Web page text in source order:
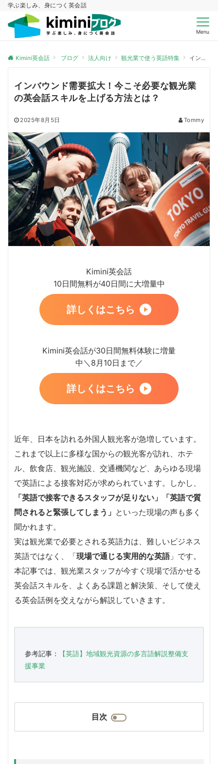
学ぶ楽しみ、身につく英会話
Menu
Kimini英会話 ブログ 法人向け 観光業で使う英語特集 インバウンド需要拡大！今こそ必要な観光業の英会話スキルを上げる方法とは？
インバウンド需要拡大！今こそ必要な観光業
の英会話スキルを上げる方法とは？
2025年8月5日 Tommy
Kimini英会話
10日間無料が40日間に大増量中
詳しくはこちら
Kimini英会話が30日間無料体験に増量
中＼8月10日まで／
詳しくはこちら
近年、日本を訪れる外国人観光客が急増しています。
これまで以上に多様な国からの観光客が訪れ、ホテ
ル、飲食店、観光施設、交通機関など、あらゆる現場
で英語による接客対応が求められています。しかし、
「英語で接客できるスタッフが足りない」「英語で質
問されると緊張してしまう」 といった現場の声も多く
聞かれます。
実は観光業で必要とされる英語力は、難しいビジネス
英語ではなく、「現場で通じる実用的な英語」です。
本記事では、観光業スタッフが今すぐ現場で活かせる
英会話スキルを、よくある課題と解決策、そして使え
る英会話例を交えながら解説していきます。
参考記事：
【英語】地域観光資源の多言語解説整備支
援事業
目次